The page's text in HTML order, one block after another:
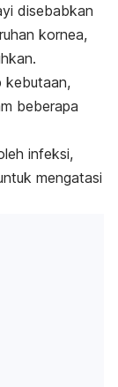
disebabkan
kornea,
kebutaan,
beberapa
infeksi,
mengatasi